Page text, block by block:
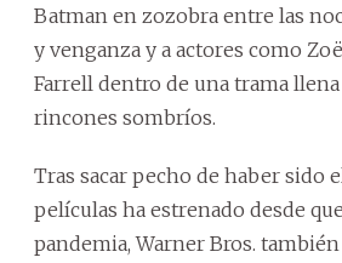
Batman en zozobra entre las
y venganza y a actores como
Farrell dentro de una trama
rincones sombríos.
Tras sacar pecho de haber sido
películas ha estrenado desde
pandemia, Warner Bros.